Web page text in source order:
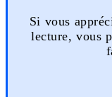
Si vous
lecture, vous